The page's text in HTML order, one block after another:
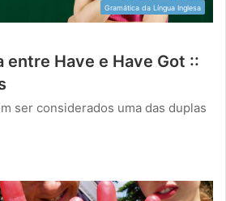
Gramática da Língua Inglesa
entre Have e Have Got ::
ser considerados uma das duplas